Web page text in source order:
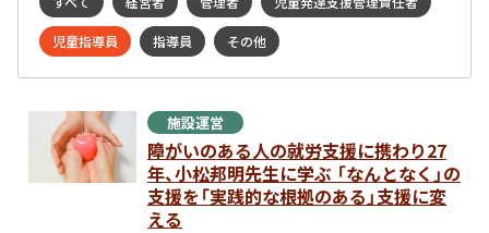
児童指導員 指導員 その他
施設運営
障がいのある人の就労支援に携わり27
年、小松邦明先生に学ぶ 「なんとなく」の
支援を「実践的な根拠のある」支援に変
える